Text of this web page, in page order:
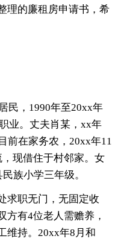
理的廉租房申请书，希
民，1990年至20xx年
业。丈夫肖某，xx年
前在家务农，20xx年11
现借住于村邻家。女
族小学三年级。
求职无门，无固定收
方有4位老人需赡养，
维持。20xx年8月和